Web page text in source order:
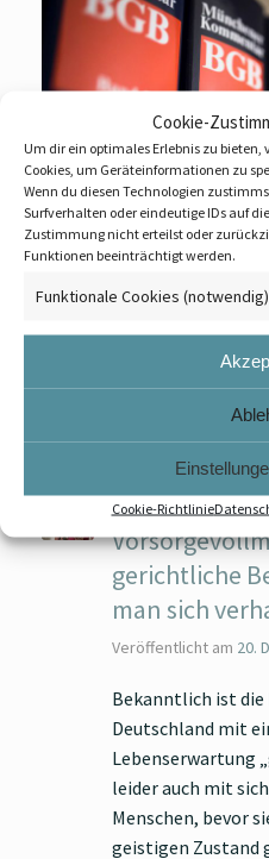
Cookie-
Um dir ein optimales Erlebnis zu
Cookies, um Geräteinformationen zu
Wenn du diesen Technologien
Surfverhalten oder eindeutige IDs auf
Zustimmung nicht erteilst oder
Funktionen beeinträchtigt werden.
Funktionale Cookies (notwendig)
Cookie-Richtlinie
gerichtliche
man sich
Veröffentlicht am 20.
Bekanntlich ist
Deutschland mit
Lebenserwartung
leider auch mit
Menschen, bevor
geistigen Zustand
LEXIKON ZUM